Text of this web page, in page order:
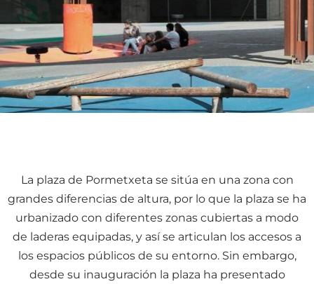
La plaza de Pormetxeta se sitúa en una zona con
grandes diferencias de altura, por lo que la plaza se ha
urbanizado con diferentes zonas cubiertas a modo
de laderas equipadas, y así se articulan los accesos a
los espacios públicos de su entorno. Sin embargo,
desde su inauguración la plaza ha presentado